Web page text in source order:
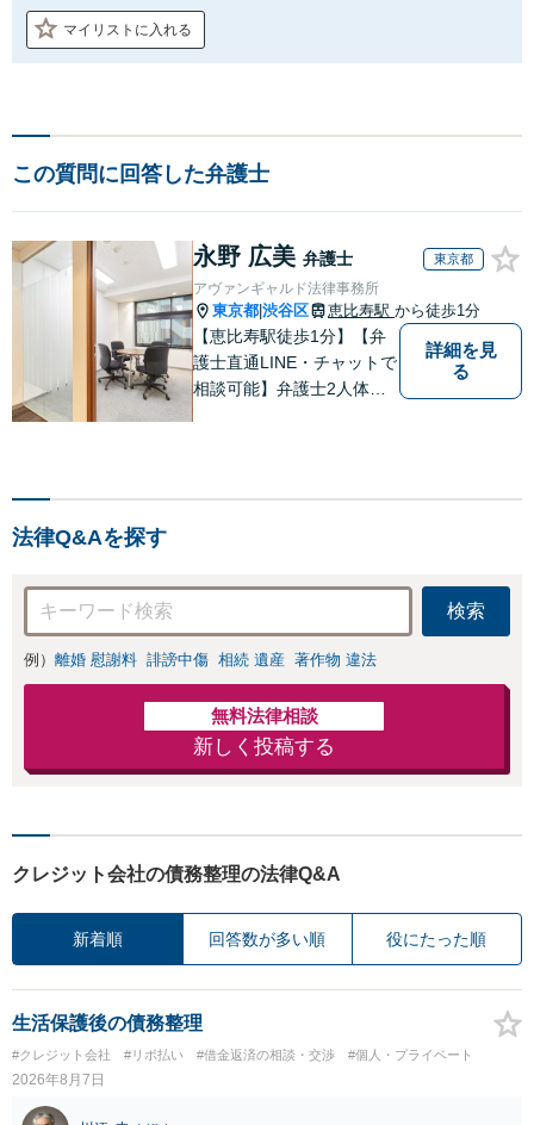
マイリストに入れる
この質問に回答した弁護士
永野 広美 弁護士 東京都
アヴァンギャルド法律事務所
東京都 渋谷区 恵比寿駅 から徒歩1分
【恵比寿駅徒歩1分】【弁
護士直通LINE・チャットで
相談可能】弁護士2人体制
詳細を見
る
法律Q&Aを探す
検索
例） 離婚 慰謝料 誹謗中傷 相続 遺産 著作物 違法
無料法律相談
新しく投稿する
クレジット会社の債務整理の法律Q&A
新着順 回答数が多い順 役にたった順
生活保護後の債務整理
#クレジット会社 #リボ払い #借金返済の相談・交渉 #個人・プライベート
2026年8月7日